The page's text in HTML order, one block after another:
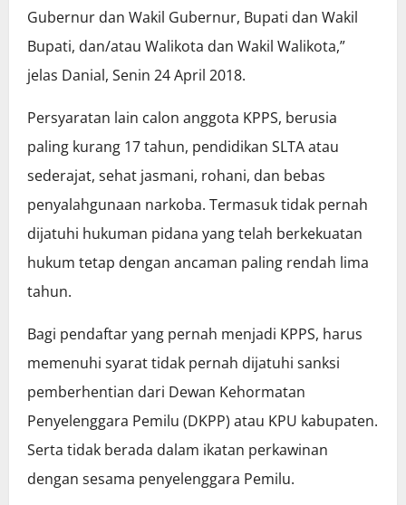
Gubernur dan Wakil Gubernur, Bupati dan Wakil
Bupati, dan/atau Walikota dan Wakil Walikota,”
jelas Danial, Senin 24 April 2018.
Persyaratan lain calon anggota KPPS, berusia
paling kurang 17 tahun, pendidikan SLTA atau
sederajat, sehat jasmani, rohani, dan bebas
penyalahgunaan narkoba. Termasuk tidak pernah
dijatuhi hukuman pidana yang telah berkekuatan
hukum tetap dengan ancaman paling rendah lima
tahun.
Bagi pendaftar yang pernah menjadi KPPS, harus
memenuhi syarat tidak pernah dijatuhi sanksi
pemberhentian dari Dewan Kehormatan
Penyelenggara Pemilu (DKPP) atau KPU kabupaten.
Serta tidak berada dalam ikatan perkawinan
dengan sesama penyelenggara Pemilu.